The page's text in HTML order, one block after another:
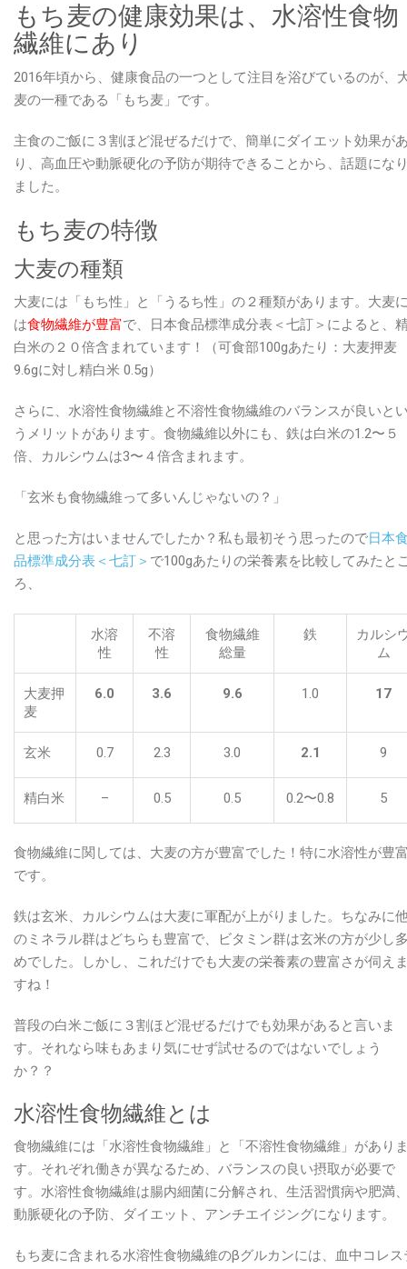
の
性
食
物
繊
効
もち麦の健康効果は、水溶性食物
繊維にあり
2016年頃から、健康食品の一つとして注目を浴びているのが、
麦の一種である「もち麦」です。
主食のご飯に３割ほど混ぜるだけで、簡単にダイエット効果が
り、高血圧や動脈硬化の予防が期待できることから、話題にな
ました。
もち麦の特徴
大麦の種類
大麦には「もち性」と「うるち性」の２種類があります。大麦
は食物繊維が豊富で、日本食品標準成分表＜七訂＞によると、
白米の２０倍含まれています！（可食部100gあたり：大麦押麦
9.6gに対し精白米 0.5g）
さらに、水溶性食物繊維と不溶性食物繊維のバランスが良いと
うメリットがあります。食物繊維以外にも、鉄は白米の1.2〜５
倍、カルシウムは3〜４倍含まれます。
「玄米も食物繊維って多いんじゃないの？」
と思った方はいませんでしたか？私も最初そう思ったので日本
品標準成分表＜七訂＞ で100gあたりの栄養素を比較してみたと
ろ、
水溶
性
不溶
性
食物繊維
総量
鉄
カルシ
ム
大麦押
麦
6.0 3.6 9.6 1.0 17
玄米 0.7 2.3 3.0 2.1 9
精白米 – 0.5 0.5 0.2〜0.8 5
食物繊維に関しては、大麦の方が豊富でした！特に水溶性が豊
です。
鉄は玄米、カルシウムは大麦に軍配が上がりました。ちなみに
のミネラル群はどちらも豊富で、ビタミン群は玄米の方が少し
めでした。しかし、これだけでも大麦の栄養素の豊富さが伺え
すね！
普段の白米ご飯に３割ほど混ぜるだけでも効果があると言いま
す。それなら味もあまり気にせず試せるのではないでしょう
か？？
水溶性食物繊維とは
食物繊維には「水溶性食物繊維」と「不溶性食物繊維」があり
す。それぞれ働きが異なるため、バランスの良い摂取が必要で
す。水溶性食物繊維は腸内細菌に分解され、生活習慣病や肥満
動脈硬化の予防、ダイエット、アンチエイジングになります。
もち麦に含まれる水溶性食物繊維のβグルカンには、血中コレス